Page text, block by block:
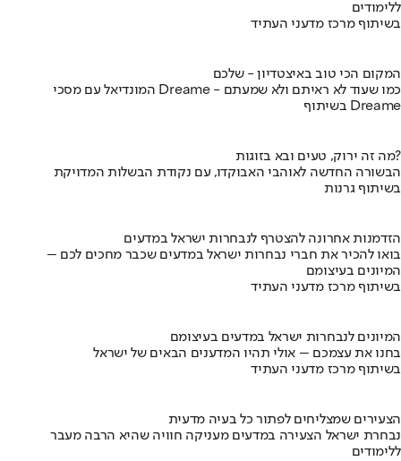
ללימודים
בשיתוף מרכז מדעני העתיד
המקום הכי טוב באיצטדיון - שלכם
המונדיאל עם מסכי Dreame - כמו שעוד לא ראיתם ולא שמעתם
בשיתוף Dreame
מה זה ירוק, טעים ובא בזוגות?
הבשורה החדשה לאוהבי האבוקדו, עם נקודת הבשלות המדויקת
בשיתוף גרנות
הזדמנות אחרונה להצטרף לנבחרות ישראל במדעים
בואו להכיר את חברי נבחרות ישראל במדעים שכבר מחכים לכם –
המיונים בעיצומם
בשיתוף מרכז מדעני העתיד
המיונים לנבחרות ישראל במדעים בעיצומם
בחנו את עצמכם – אולי תהיו המדענים הבאים של ישראל
בשיתוף מרכז מדעני העתיד
הצעירים שמצליחים לפתור כל בעיה מדעית
נבחרת ישראל הצעירה במדעים מעניקה חוויה שהיא הרבה מעבר
ללימודים